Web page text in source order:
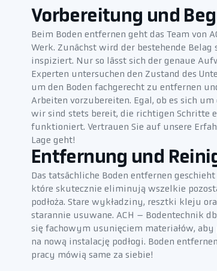
Vorbereitung und
Beim Boden entfernen geht das Team von
Werk. Zunächst wird der bestehende
inspiziert. Nur so lässt sich der genaue
Experten untersuchen den Zustand des
um den Boden fachgerecht zu entfernen
Arbeiten vorzubereiten. Egal, ob es sich
wir sind stets bereit, die richtigen Schritte
funktioniert. Vertrauen Sie auf unsere
Lage geht!
Entfernung und
Das tatsächliche Boden entfernen
które skutecznie eliminują wszelkie
podłoża. Stare wykładziny, resztki kleju
starannie usuwane. ACH – Bodentechnik
się fachowym usunięciem materiałów, aby
na nową instalację podłogi. Boden
pracy mówią same za siebie!